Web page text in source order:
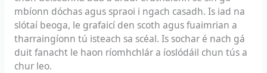
mbíonn dóchas agus spraoi i ngach casadh. Is iad na
slótaí beoga, le grafaicí den scoth agus fuaimrian a
tharraingíonn tú isteach sa scéal. Is sochar é nach gá
duit fanacht le haon ríomhchlár a íoslódáil chun tús a
chur leo.